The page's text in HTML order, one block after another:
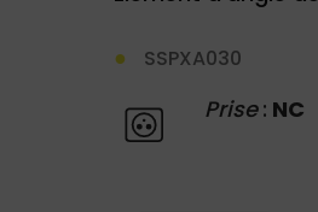
SSPXA030
Prise: NC